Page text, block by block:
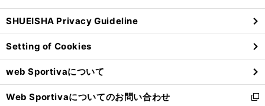
ウ
ィ
ン
ド
ウ
で
開
く
SHUEISHA Privacy Guideline
Setting of Cookies
web Sportivaについて
Web Sportivaについてのお問い合わせ
新